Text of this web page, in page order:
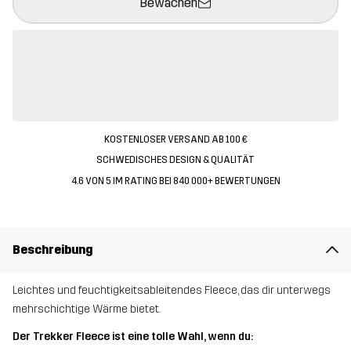
KOSTENLOSER VERSAND AB 100 €
SCHWEDISCHES DESIGN & QUALITÄT
4.6 VON 5 IM RATING BEI 840 000+ BEWERTUNGEN
Beschreibung
Leichtes und feuchtigkeitsableitendes Fleece, das dir unterwegs
mehrschichtige Wärme bietet.
Der Trekker Fleece ist eine tolle Wahl, wenn du: